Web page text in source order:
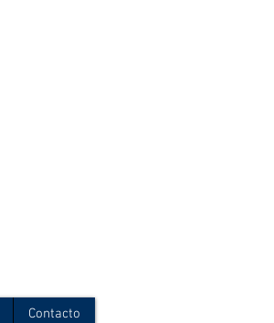
Contacto